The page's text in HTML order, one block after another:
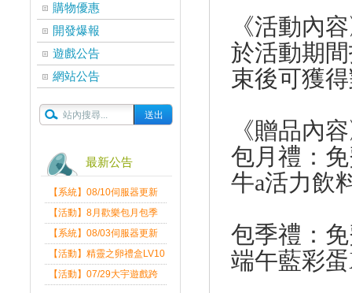
購物優惠
開發爆報
遊戲公告
網站公告
最新公告
【系統】08/10伺服器更新
維護公告
【活動】8月歡樂包月包季
送
【系統】08/03伺服器更新
維護公告
【活動】精靈之卵禮盒LV10
限量發送中
【活動】07/29大宇遊戲跨
《活動內
於活動期
束後可獲
《贈品內
包月禮：
牛a活力飲
包季禮：
端午藍彩